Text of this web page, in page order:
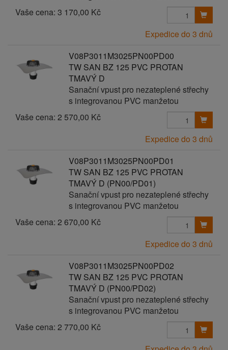
Vaše cena: 3 170,00 Kč
Expedice do 3 dnů
V08P3011M3025PN00PD00
TW SAN BZ 125 PVC PROTAN
TMAVÝ D
Sanační vpust pro nezateplené střechy
s integrovanou PVC manžetou
Vaše cena: 2 570,00 Kč
Expedice do 3 dnů
V08P3011M3025PN00PD01
TW SAN BZ 125 PVC PROTAN
TMAVÝ D (PN00/PD01)
Sanační vpust pro nezateplené střechy
s integrovanou PVC manžetou
Vaše cena: 2 670,00 Kč
Expedice do 3 dnů
V08P3011M3025PN00PD02
TW SAN BZ 125 PVC PROTAN
TMAVÝ D (PN00/PD02)
Sanační vpust pro nezateplené střechy
s integrovanou PVC manžetou
Vaše cena: 2 770,00 Kč